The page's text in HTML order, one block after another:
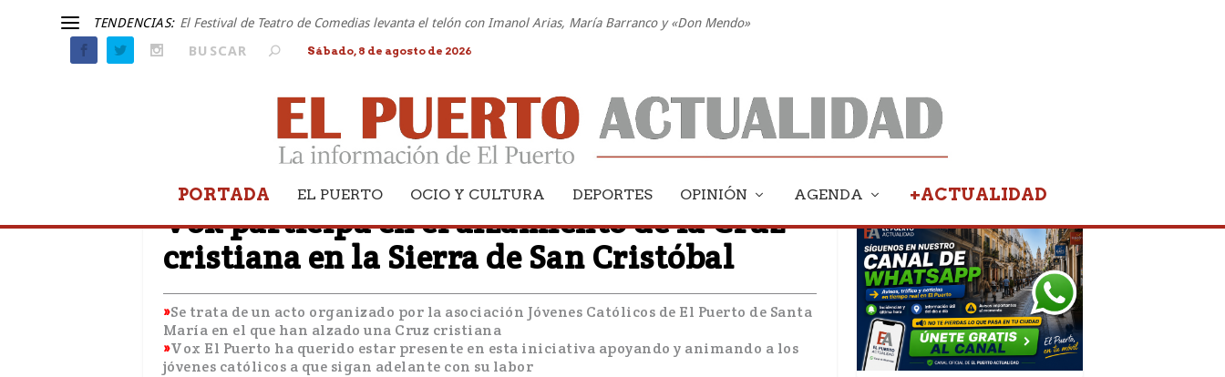
TENDENCIAS: El Festival de Teatro de Comedias levanta el telón con Imanol Arias, María Barranco y «Don Mendo»
Sábado, 8 de agosto de 2026
PORTADA EL PUERTO OCIO Y CULTURA DEPORTES OPINIÓN AGENDA +ACTUALIDAD
EL PUERTO
Vox participa en el alzamiento de la Cruz
cristiana en la Sierra de San Cristóbal
Se trata de un acto organizado por la asociación Jóvenes Católicos de El Puerto de Santa
María en el que han alzado una Cruz cristiana
Vox El Puerto ha querido estar presente en esta iniciativa apoyando y animando a los
jóvenes católicos a que sigan adelante con su labor
PUBLICIDAD